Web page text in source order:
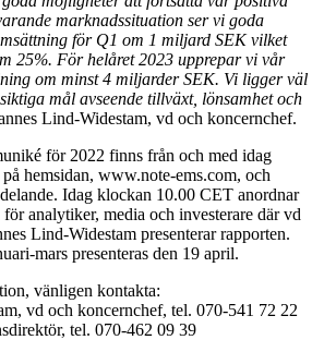
marknadssituation ser vi goda
för Q1 om 1 miljard SEK vilket
25%. För helåret 2023 upprepar vi vår
om minst 4 miljarder SEK. Vi ligger väl
mål avseende tillväxt, lönsamhet och
Lind-Widestam, vd och koncernchef.
för 2022 finns från och med idag
hemsidan, www.note-ems.com, och
Idag klockan 10.00 CET anordnar
analytiker, media och investerare där vd
Lind-Widestam presenterar rapporten.
mars presenteras den 19 april.
vänligen kontakta:
vd och koncernchef, tel. 070-541 72 22
tel. 070-462 09 39